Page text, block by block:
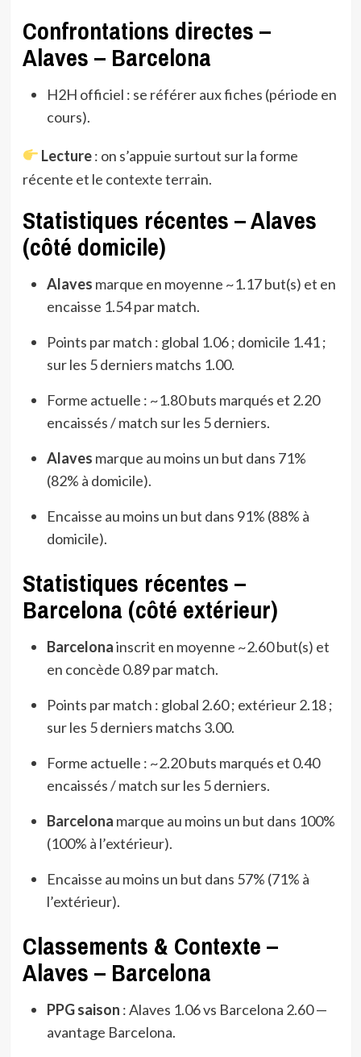
Confrontations directes –
Alaves – Barcelona
H2H officiel : se référer aux fiches (période en
cours).
Lecture: on s’appuie surtout sur la forme
récente et le contexte terrain.
Statistiques récentes – Alaves
(côté domicile)
Alaves marque en moyenne ~1.17 but(s) et en
encaisse 1.54 par match.
Points par match : global 1.06 ; domicile 1.41 ;
sur les 5 derniers matchs 1.00.
Forme actuelle : ~1.80 buts marqués et 2.20
encaissés / match sur les 5 derniers.
Alaves marque au moins un but dans 71%
(82% à domicile).
Encaisse au moins un but dans 91% (88% à
domicile).
Statistiques récentes –
Barcelona (côté extérieur)
Barcelonainscrit en moyenne ~2.60 but(s) et
en concède 0.89 par match.
Points par match : global 2.60 ; extérieur 2.18 ;
sur les 5 derniers matchs 3.00.
Forme actuelle : ~2.20 buts marqués et 0.40
encaissés / match sur les 5 derniers.
Barcelona marque au moins un but dans 100%
(100% à l’extérieur).
Encaisse au moins un but dans 57% (71% à
l’extérieur).
Classements & Contexte –
Alaves – Barcelona
PPG saison : Alaves 1.06 vs Barcelona 2.60 —
avantage Barcelona.